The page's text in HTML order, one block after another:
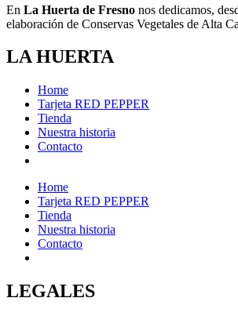
En La Huerta de Fresno nos dedicamos,
elaboración de Conservas Vegetales de Alta
LA HUERTA
Home
Tarjeta RED PEPPER
Tienda
Nuestra historia
Contacto
Home
Tarjeta RED PEPPER
Tienda
Nuestra historia
Contacto
LEGALES